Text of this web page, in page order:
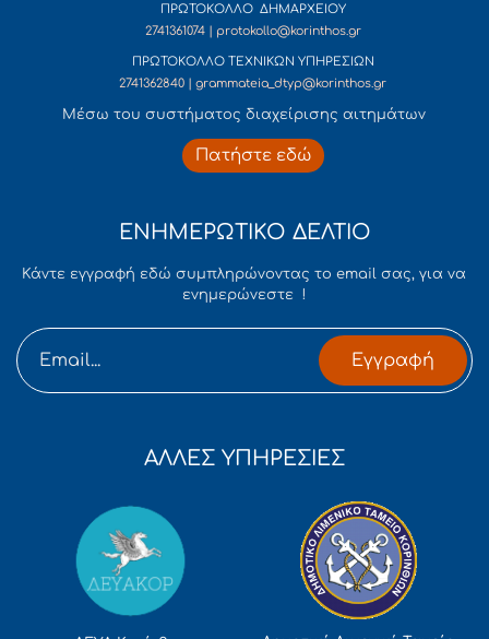
ΠΡΩΤΟΚΟΛΛΟ ΔΗΜΑΡΧΕΙΟΥ
2741361074 | protokollo@korinthos.gr
ΠΡΩΤΟΚΟΛΛΟ ΤΕΧΝΙΚΩΝ ΥΠΗΡΕΣΙΩΝ
2741362840 | grammateia_dtyp@korinthos.gr
Mέσω του συστήματος διαχείρισης αιτημάτων
Πατήστε εδώ
ΕΝΗΜΕΡΩΤΙΚΟ ΔΕΛΤΙΟ
Κάντε εγγραφή εδώ συμπληρώνοντας το email σας, για να
ενημερώνεστε !
Εγγραφή
ΑΛΛΕΣ ΥΠΗΡΕΣΙΕΣ